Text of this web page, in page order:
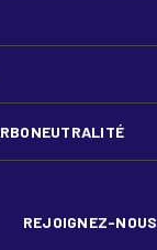
REJOIGNEZ-NOUS